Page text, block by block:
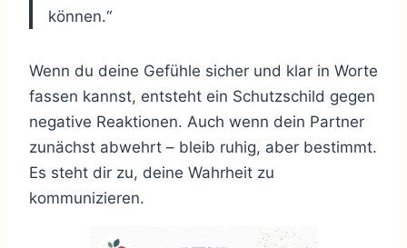
können.“
Wenn du deine Gefühle sicher und klar in Worte
fassen kannst, entsteht ein Schutzschild gegen
negative Reaktionen. Auch wenn dein Partner
zunächst abwehrt – bleib ruhig, aber bestimmt.
Es steht dir zu, deine Wahrheit zu
kommunizieren.